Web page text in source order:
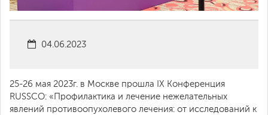
04.06.2023
25-26 мая 2023г. в Москве прошла IX Конференция
RUSSCO: «Профилактика и лечение нежелательных
явлений противоопухолевого лечения: от исследований к